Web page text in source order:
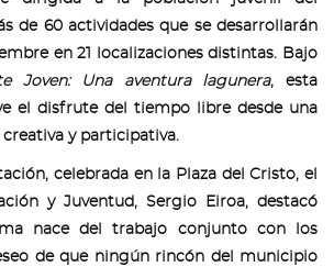
de 60 actividades que se desarrollarán
en 21 localizaciones distintas. Bajo
Joven: Una aventura lagunera, esta
el disfrute del tiempo libre desde una
y participativa.
celebrada en la Plaza del Cristo, el
y Juventud, Sergio Eiroa, destacó
nace del trabajo conjunto con los
de que ningún rincón del municipio